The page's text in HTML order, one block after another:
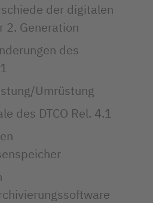
der digitalen
2. Generation
des
Umrüstung
des DTCO Rel. 4.1